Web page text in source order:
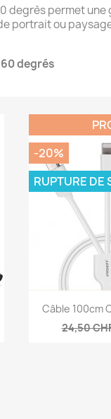
degrès permet
portrait ou
degrés

Câble 100cm
24,50
-20%
RUPTURE DE